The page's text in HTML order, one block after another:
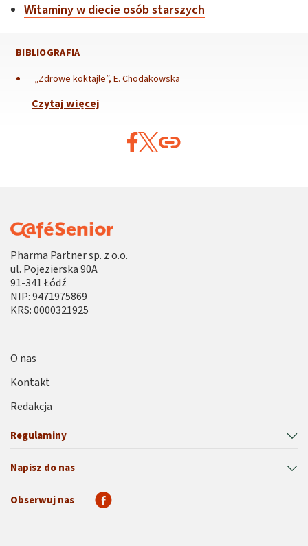
Witaminy w diecie osób starszych
BIBLIOGRAFIA
„Zdrowe koktajle”, E. Chodakowska
Czytaj więcej
Pharma Partner sp. z o.o.
ul. Pojezierska 90A
91-341 Łódź
NIP: 9471975869
KRS: 0000321925
Regulaminy
Napisz do nas
O nas
Kontakt
Redakcja
Obserwuj nas